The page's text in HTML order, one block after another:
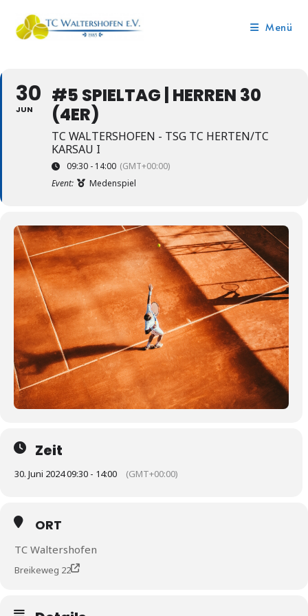
Menü
30
JUN
#5 SPIELTAG | HERREN 30
(4ER)
TC WALTERSHOFEN - TSG TC HERTEN/TC
KARSAU I
09:30 - 14:00 (GMT+00:00)
Event:
Medenspiel
Zeit
30. Juni 2024 09:30 - 14:00 (GMT+00:00)
ORT
TC Waltershofen
Breikeweg 22